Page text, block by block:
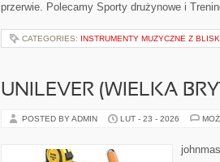
przerwie. Polecamy Sporty drużynowe i
CATEGORIES: INSTRUMENTY MUZYCZNE Z
UNILEVER (WIELKA
POSTED BY ADMIN LUT - 23 - 2026